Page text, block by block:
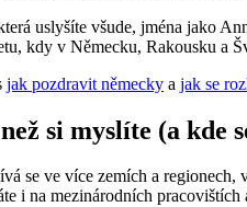
uslyšíte všude, jména jako
kdy v Německu, Rakousku a
jak pozdravit německy a jak se
si myslíte (a kde
se ve více zemích a
i na mezinárodních